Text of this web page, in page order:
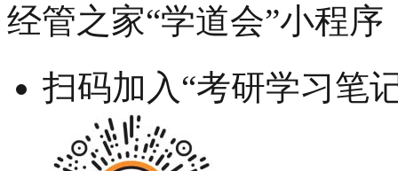
经管之家“学道会”小程序
扫码加入“考研学习笔